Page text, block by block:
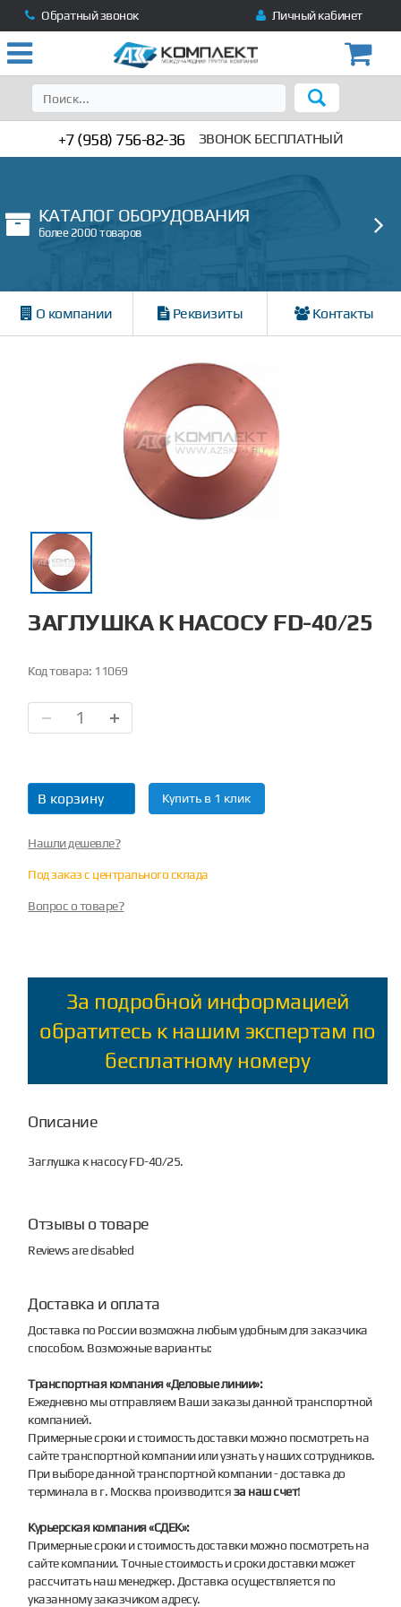
Обратный звонок Личный кабинет
+7 (958) 756-82-36 ЗВОНОК БЕСПЛАТНЫЙ
КАТАЛОГ ОБОРУДОВАНИЯ
более 2000 товаров
О компании Реквизиты Контакты
ЗАГЛУШКА К НАСОСУ FD-40/25
Код товара: 11069
В корзину Купить в 1 клик
Нашли дешевле?
Под заказ с центрального склада
Вопрос о товаре?
За подробной информацией
обратитесь к нашим экспертам по
бесплатному номеру
Описание
Заглушка к насосу FD-40/25.
Отзывы о товаре
Reviews are disabled
Доставка и оплата
Доставка по России возможна любым удобным для заказчика
способом. Возможные варианты:
Транспортная компания «Деловые линии»:
Ежедневно мы отправляем Ваши заказы данной транспортной
компанией.
Примерные сроки и стоимость доставки можно посмотреть на
сайте транспортной компании или узнать у наших сотрудников.
При выборе данной транспортной компании - доставка до
терминала в г. Москва производитсяза наш счет!
Курьерская компания «СДЕК»:
Примерные сроки и стоимость доставки можно посмотреть на
сайте компании. Точные стоимость и сроки доставки может
рассчитать наш менеджер. Доставка осуществляется по
указанному заказчиком адресу.